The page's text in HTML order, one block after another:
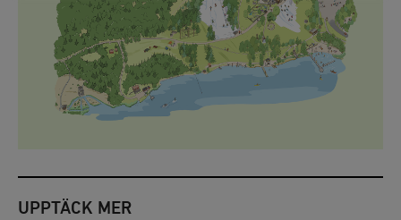
UPPTÄCK MER